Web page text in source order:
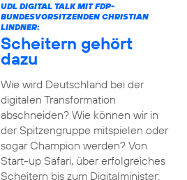
UDL DIGITAL TALK MIT FDP-
BUNDESVORSITZENDEN CHRISTIAN
LINDNER:
Scheitern gehört
dazu
Wie wird Deutschland bei der
digitalen Transformation
abschneiden? Wie können wir in
der Spitzengruppe mitspielen oder
sogar Champion werden? Von
Start-up Safari, über erfolgreiches
Scheitern bis zum Digitalminister: